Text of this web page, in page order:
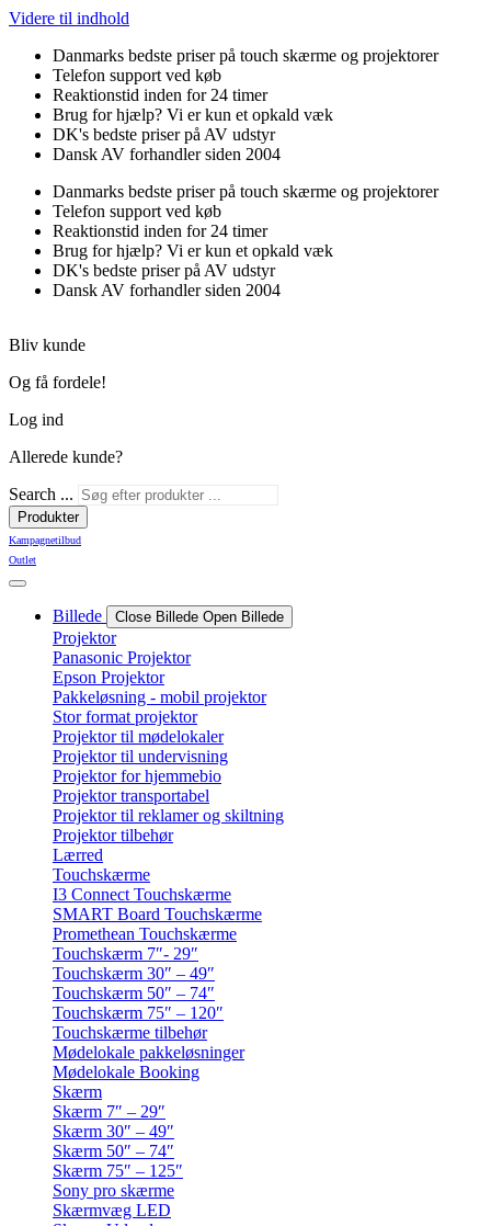
Videre til indhold
Danmarks bedste priser på touch skærme og projektorer
Telefon support ved køb
Reaktionstid inden for 24 timer
Brug for hjælp? Vi er kun et opkald væk
DK's bedste priser på AV udstyr
Dansk AV forhandler siden 2004
Danmarks bedste priser på touch skærme og projektorer
Telefon support ved køb
Reaktionstid inden for 24 timer
Brug for hjælp? Vi er kun et opkald væk
DK's bedste priser på AV udstyr
Dansk AV forhandler siden 2004
Bliv kunde
Og få fordele!
Log ind
Allerede kunde?
Search ...
Produkter
Kampagnetilbud
Outlet
Billede Close Billede Open Billede
Projektor
Panasonic Projektor
Epson Projektor
Pakkeløsning - mobil projektor
Stor format projektor
Projektor til mødelokaler
Projektor til undervisning
Projektor for hjemmebio
Projektor transportabel
Projektor til reklamer og skiltning
Projektor tilbehør
Lærred
Touchskærme
I3 Connect Touchskærme
SMART Board Touchskærme
Promethean Touchskærme
Touchskærm 7″- 29″
Touchskærm 30″ – 49″
Touchskærm 50″ – 74″
Touchskærm 75″ – 120″
Touchskærme tilbehør
Mødelokale pakkeløsninger
Mødelokale Booking
Skærm
Skærm 7″ – 29″
Skærm 30″ – 49″
Skærm 50″ – 74″
Skærm 75″ – 125″
Sony pro skærme
Skærmvæg LED